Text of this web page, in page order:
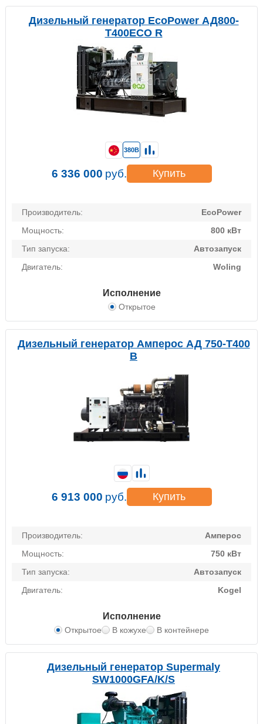
Дизельный генератор EcoPower АД800-
T400ECO R
Производитель:
EcoPower
Мощность:
800 кВт
Тип запуска:
Автозапуск
Двигатель:
Woling
Исполнение
Открытое
380В
6 336 000 руб. Купить
Дизельный генератор Амперос АД 750-Т400
B
Производитель:
Амперос
Мощность:
750 кВт
Тип запуска:
Автозапуск
Двигатель:
Kogel
Исполнение
Открытое В кожухе В контейнере
6 913 000 руб. Купить
Дизельный генератор Supermaly
SW1000GFA/K/S